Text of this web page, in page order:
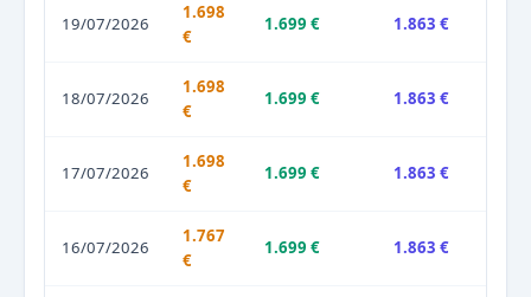
19/07/2026
1.698
€
1.699 € 1.863 €
18/07/2026
1.698
€
1.699 € 1.863 €
17/07/2026
1.698
€
1.699 € 1.863 €
16/07/2026
1.767
€
1.699 € 1.863 €